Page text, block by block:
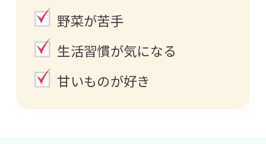
野菜が苦手
生活習慣が気になる
甘いものが好き